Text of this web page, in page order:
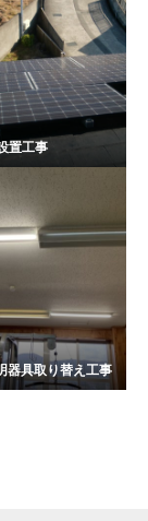
置工事
器具取り替え工事